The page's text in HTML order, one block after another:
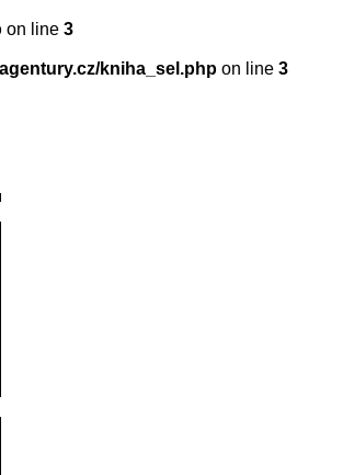
on line 3
kniha_sel.php on line 3